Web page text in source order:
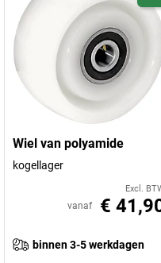
Wiel van polyamide
kogellager
Excl.
vanaf €
binnen 3-5 werkdagen